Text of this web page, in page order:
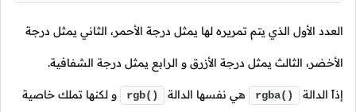
العدد الأول الذي يتم تمريره لها يمثل درجة الأحمر، الثاني يمثل درجة
الأخضر، الثالث يمثل درجة الأزرق و الرابع يمثل درجة الشفافية.
إذاً الدالة rgba() هي نفسها الدالة rgb() و لكنها تملك خاصية